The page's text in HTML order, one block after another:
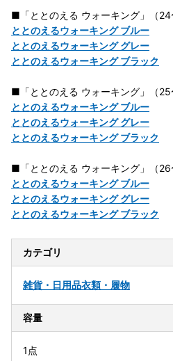
■「ととのえる ウォーキング」（
ととのえるウォーキング ブルー
ととのえるウォーキング グレー
ととのえるウォーキング ブラック
■「ととのえる ウォーキング」（
ととのえるウォーキング ブルー
ととのえるウォーキング グレー
ととのえるウォーキング ブラック
■「ととのえる ウォーキング」（
ととのえるウォーキング ブルー
ととのえるウォーキング グレー
ととのえるウォーキング ブラック
カテゴリ
雑貨・日用品衣類・履物
容量
1点